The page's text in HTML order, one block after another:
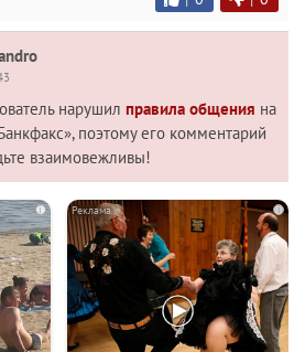
нарушил правила общения на
поэтому его комментарий
взаимовежливы!
i i